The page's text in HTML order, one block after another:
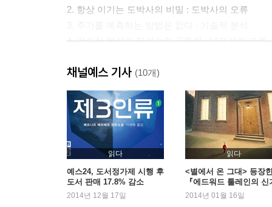
2. 항상 이기는 도박사의 비밀 : 도박사의 오류
4. 기술적 분석과 점성술의 공통점 : 대표성의 오류
6. 우연한 사건이 더 그럴듯하게 보인다
Chapter3 절대로 손해 보지 않는 사람들의 비밀
1. 돈 벌 수 있는 기회를 거부하는 사람들 : 손실 회
2. 비둘기보다 못한 대학생들의 경제 감각 : 매몰
3. 본전을 생각하면 전 재산을 잃는다
4. 왜 항상 내가 팔면 오르고 내가 사면 떨어질까? :
5. 원금 보장 상품이 결국은 손해인 이유 : 최신 효과
6. 고객에게 정보를 제공하지 않은 은행의 성공
채널예스 기사 (10개)
읽다
예스24, 도서정가제 시행 후
도서 판매 17.8% 감소
2014년 12월 17일
읽다
<별에서 온 그대> 등장
『에드워드 툴레인의 신
한 여행』 단숨에 1위
2014년 01월 16일